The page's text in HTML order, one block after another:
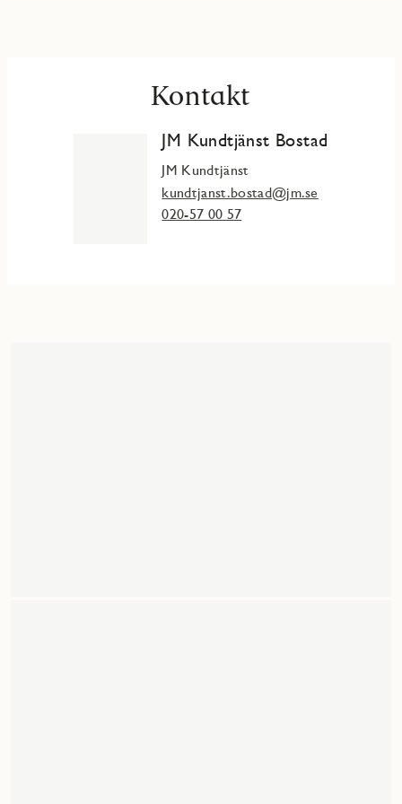
Kontakt
JM Kundtjänst Bostad
JM Kundtjänst
kundtjanst.bostad@jm.se
020-57 00 57